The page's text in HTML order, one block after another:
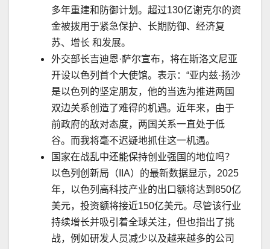
多年重建和防御计划。超过130亿谢克尔的资
金被拨用于紧急保护、长期防御、经济复
苏、增长 和发展。
外交部长吉迪恩·萨尔宣布，将在斯洛文尼亚
开设以色列首个大使馆。表示： “亚内兹·扬沙
是以色列的坚定朋友，他的当选为推进两国
双边关系创造了难得的机遇。近年来，由于
前政府的敌对态度，两国关系一直处于低
谷。而我将毫不迟疑地抓住这一机遇。
国家在战乱中还能保持创业强国的地位吗？
以色列创新局（ IIA）的最新数据显示， 2025
年，以色列高科技产业的出口额将达到 850亿
美元，投资额将接近150亿美元。尽管该行业
持续增长并吸引着全球关注，但也指出了挑
战，例如研发人员减少以及越来越多的公司